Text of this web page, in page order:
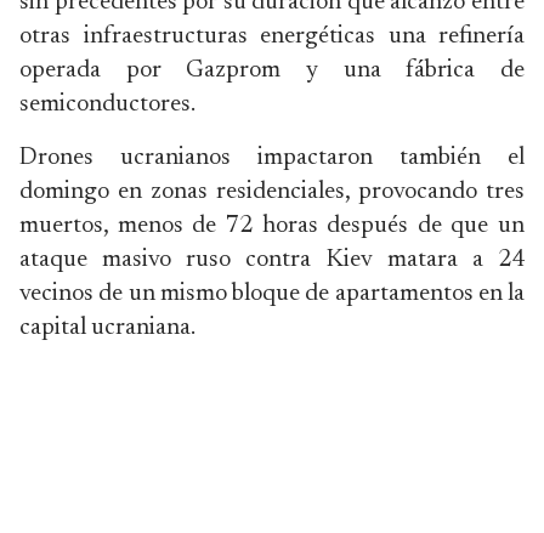
otras infraestructuras energéticas una refinería
operada por Gazprom y una fábrica de
semiconductores.
Drones ucranianos impactaron también el
domingo en zonas residenciales, provocando tres
muertos, menos de 72 horas después de que un
ataque masivo ruso contra Kiev matara a 24
vecinos de un mismo bloque de apartamentos en la
capital ucraniana.